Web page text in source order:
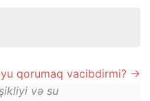
qorumaq vacibdirmi?
və su